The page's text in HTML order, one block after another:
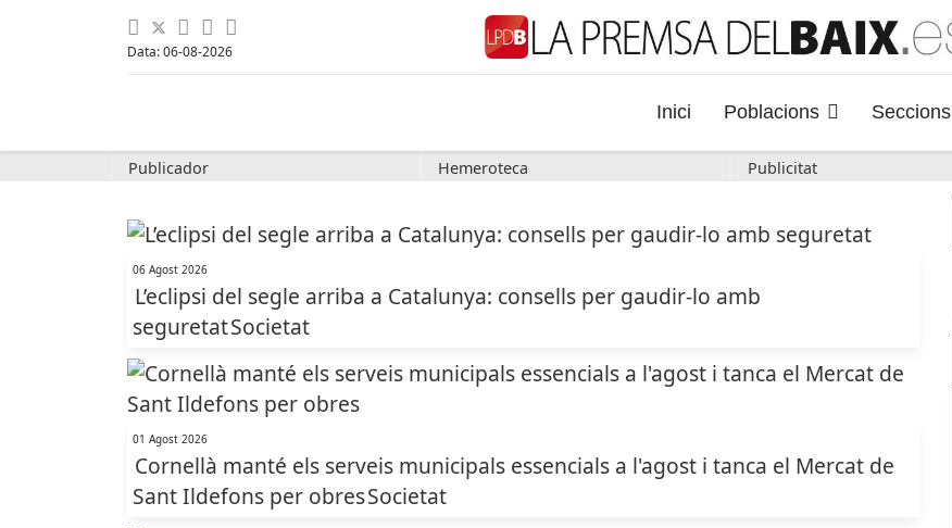
Data: 06-08-2026
Inici Poblacions Seccions
Publicador Hemeroteca Publicitat
06 Agost 2026
L’eclipsi del segle arriba a Catalunya: consells per gaudir-lo amb
seguretatSocietat
01 Agost 2026
Cornellà manté els serveis municipals essencials a l'agost i tanca el Mercat de
Sant Ildefons per obresSocietat